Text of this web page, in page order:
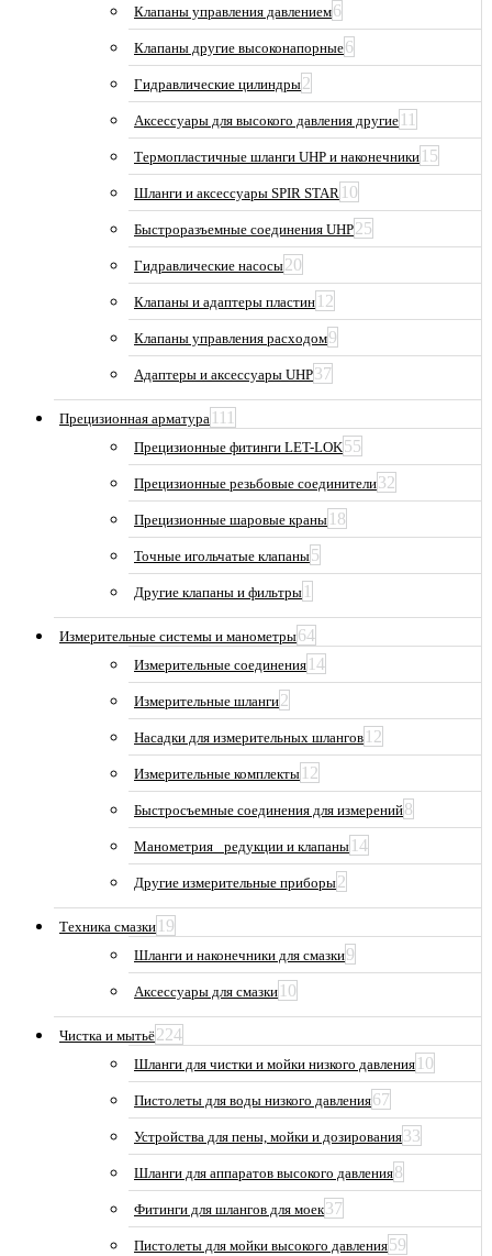
Клапаны управления давлением6
Клапаны другие высоконапорные6
Гидравлические цилиндры2
Аксессуары для высокого давления другие 11
Термопластичные шланги UHP и наконечники 15
Шланги и аксессуары SPIR STAR 10
Быстроразъемные соединения UHP25
Гидравлические насосы20
Клапаны и адаптеры пластин 12
Клапаны управления расходом9
Адаптеры и аксессуары UHP37
Прецизионная арматура 111
Прецизионные фитинги LET-LOK55
Прецизионные резьбовые соединители32
Прецизионные шаровые краны 18
Точные игольчатые клапаны5
Другие клапаны и фильтры 1
Измерительные системы и манометры64
Измерительные соединения 14
Измерительные шланги2
Насадки для измерительных шлангов 12
Измерительные комплекты 12
Быстросъемные соединения для измерений8
Манометрия_ редукции и клапаны 14
Другие измерительные приборы2
Техника смазки 19
Шланги и наконечники для смазки9
Аксессуары для смазки 10
Чистка и мытьё224
Шланги для чистки и мойки низкого давления 10
Пистолеты для воды низкого давления67
Устройства для пены, мойки и дозирования33
Шланги для аппаратов высокого давления8
Фитинги для шлангов для моек37
Пистолеты для мойки высокого давления59